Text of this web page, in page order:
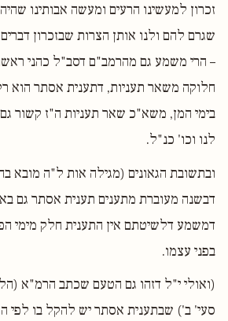
זכרון למעשינו הרעים ומעשה אבותינו
שגרם להם ולנו אותן הצרות שבזכרון
– הרי משמע גם מהרמב"ם דסב"ל כהני
חלוקה משאר תעניות, דתענית אסתר הוא
בימי המן, משא"כ שאר תעניות ה"ז קשור
לנו וכו' כנ"ל.
ובתשובת הגאונים (מגילה אות ל"ה מובא
דבשנה מעוברת מתענים תענית אסתר גם
דמשמע דלשיטתם אין התענית חלק מימי
בפני עצמו.
(ואולי י"ל דזהו גם הטעם שכתב הרמ"א
סעי' ב') שבתענית אסתר יש להקל בו לפי